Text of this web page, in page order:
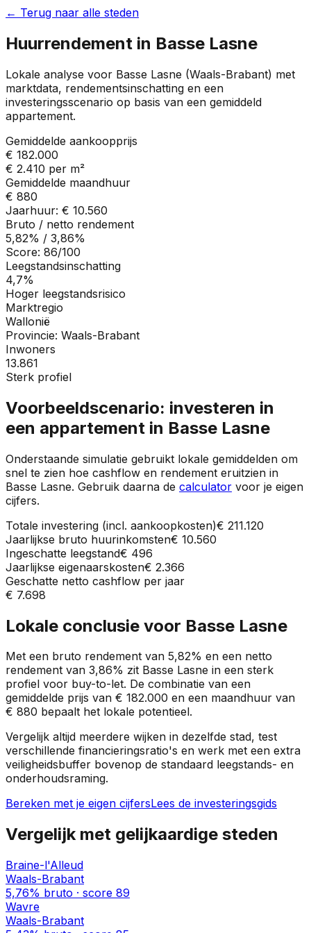
← Terug naar alle steden
Huurrendement in Basse Lasne
Lokale analyse voor Basse Lasne (Waals-Brabant) met
marktdata, rendementsinschatting en een
investeringsscenario op basis van een gemiddeld
appartement.
Gemiddelde aankoopprijs
€ 182.000
€ 2.410 per m²
Gemiddelde maandhuur
€ 880
Jaarhuur: € 10.560
Bruto / netto rendement
5,82% / 3,86%
Score: 86/100
Leegstandsinschatting
4,7%
Hoger leegstandsrisico
Marktregio
Wallonië
Provincie: Waals-Brabant
Inwoners
13.861
Sterk profiel
Voorbeeldscenario: investeren in
een appartement in Basse Lasne
Onderstaande simulatie gebruikt lokale gemiddelden om
snel te zien hoe cashflow en rendement eruitzien in
Basse Lasne. Gebruik daarna de calculator voor je eigen
cijfers.
Totale investering (incl. aankoopkosten)€ 211.120
Jaarlijkse bruto huurinkomsten€ 10.560
Ingeschatte leegstand€ 496
Jaarlijkse eigenaarskosten€ 2.366
Geschatte netto cashflow per jaar
€ 7.698
Lokale conclusie voor Basse Lasne
Met een bruto rendement van 5,82% en een netto
rendement van 3,86% zit Basse Lasne in een sterk
profiel voor buy-to-let. De combinatie van een
gemiddelde prijs van € 182.000 en een maandhuur van
€ 880 bepaalt het lokale potentieel.
Vergelijk altijd meerdere wijken in dezelfde stad, test
verschillende financieringsratio's en werk met een extra
veiligheidsbuffer bovenop de standaard leegstands- en
onderhoudsraming.
Bereken met je eigen cijfersLees de investeringsgids
Vergelijk met gelijkaardige steden
Braine-l'Alleud
Waals-Brabant
5,76% bruto · score 89
Wavre
Waals-Brabant